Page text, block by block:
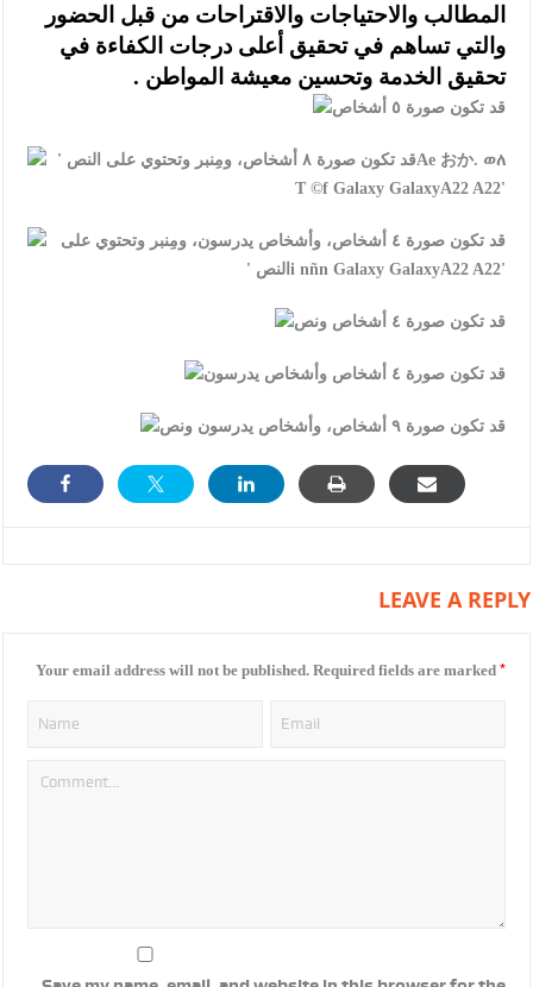
المطالب والاحتياجات والاقتراحات من قبل الحضور
والتي تساهم في تحقيق أعلى درجات الكفاءة في
تحقيق الخدمة وتحسين معيشة المواطن .
LEAVE A REPLY
Your email address will not be published. Required fields are marked *